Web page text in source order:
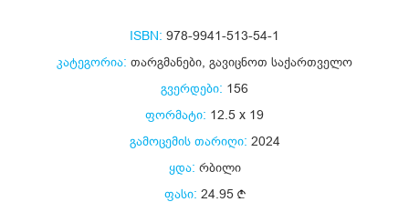
ISBN: 978-9941-513-54-1
კატეგორია: თარგმანები გავიცნოთ საქართველო
გვერდები: 156
ფორმატი: 12.5 x 19
გამოცემის თარიღი: 2024
ყდა: რბილი
ფასი: 24.95